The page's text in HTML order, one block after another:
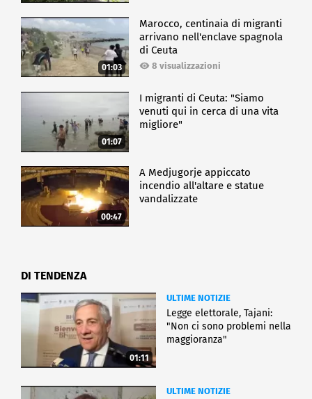
01:03
Marocco, centinaia di migranti
arrivano nell'enclave spagnola
di Ceuta
8 visualizzazioni
01:07
I migranti di Ceuta: "Siamo
venuti qui in cerca di una vita
migliore"
00:47
A Medjugorje appiccato
incendio all'altare e statue
vandalizzate
DI TENDENZA
01:11
ULTIME NOTIZIE
Legge elettorale, Tajani:
"Non ci sono problemi nella
maggioranza"
ULTIME NOTIZIE